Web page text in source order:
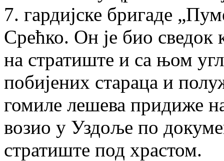
7. гардијске бригаде
Срећко. Он је био сведок
на стратиште и са њом
побијених стараца и
гомиле лешева придиже
возио у Уздоље по
стратиште под храстом.